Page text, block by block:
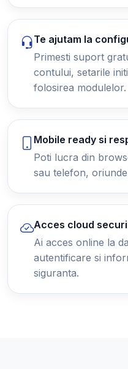
Te ajutam la
Primesti suport
contului, setarile
folosirea modulelor.
Mobile ready si
Poti lucra din
sau telefon,
Acces cloud
Ai acces online la
autentificare si
siguranta.